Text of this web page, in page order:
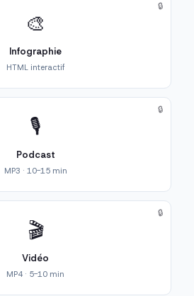
🎨
Infographie
HTML interactif
🔒
🎙️
Podcast
MP3 · 10-15 min
🔒
🎬
Vidéo
MP4 · 5-10 min
🔒